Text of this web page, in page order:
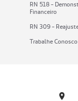
RN 518 -
Financeiro
RN 309 -
Trabalhe Conosco